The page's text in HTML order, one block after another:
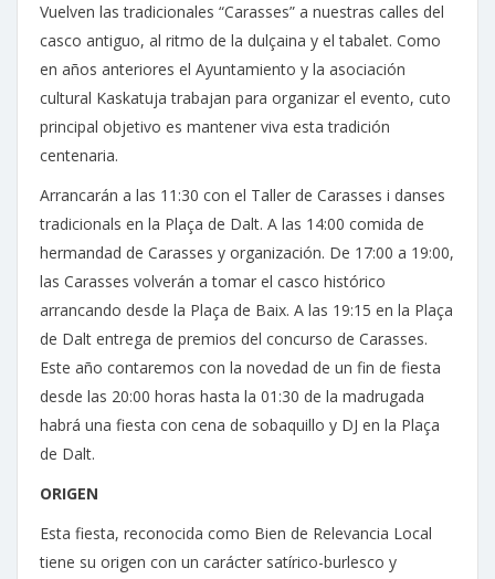
Vuelven las tradicionales “Carasses” a nuestras calles del
casco antiguo, al ritmo de la dulçaina y el tabalet. Como
en años anteriores el Ayuntamiento y la asociación
cultural Kaskatuja trabajan para organizar el evento, cuto
principal objetivo es mantener viva esta tradición
centenaria.
Arrancarán a las 11:30 con el Taller de Carasses i danses
tradicionals en la Plaça de Dalt. A las 14:00 comida de
hermandad de Carasses y organización. De 17:00 a 19:00,
las Carasses volverán a tomar el casco histórico
arrancando desde la Plaça de Baix. A las 19:15 en la Plaça
de Dalt entrega de premios del concurso de Carasses.
Este año contaremos con la novedad de un fin de fiesta
desde las 20:00 horas hasta la 01:30 de la madrugada
habrá una fiesta con cena de sobaquillo y DJ en la Plaça
de Dalt.
ORIGEN
Esta fiesta, reconocida como Bien de Relevancia Local
tiene su origen con un carácter satírico-burlesco y